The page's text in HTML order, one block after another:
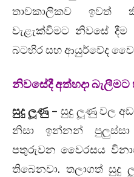
තාවකාලිකව ඉවත්
වැළැක්වීමට නිවසේ දීම
බටහිර සහ ආයුර්වේද
නිවසේදී අත්හදා බැලීමට
සුදු ලූණු– සුදු ලූණු වල
නිසා ඉන්නන්
පතුරුවන වෛරසය
තිබෙනවා. තලාගත්